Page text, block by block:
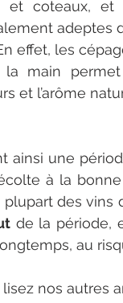
et coteaux,
adeptes
effet, les
la main
et l’arôme
ainsi une
à la
plupart des vins
de la période,
au
nos autres